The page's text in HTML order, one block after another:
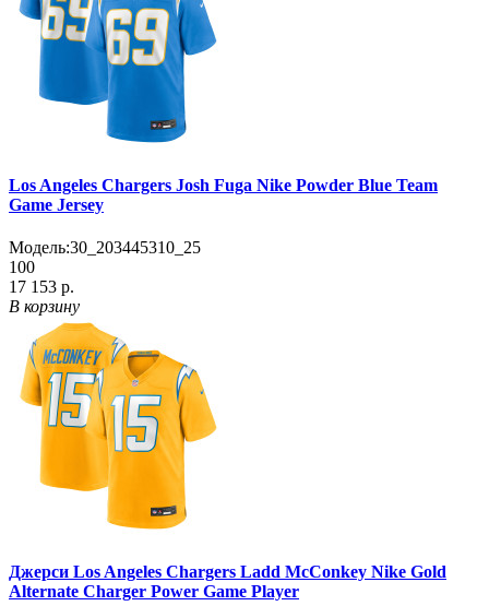
Los Angeles Chargers Josh Fuga Nike Powder Blue Team
Game Jersey
Модель:30_203445310_25
100
17 153 р.
В корзину
Джерси Los Angeles Chargers Ladd McConkey Nike Gold
Alternate Charger Power Game Player